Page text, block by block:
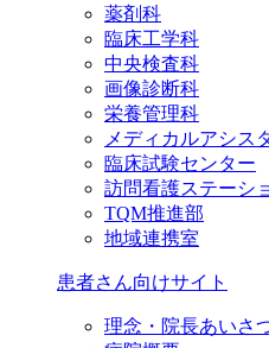
薬剤科
臨床工学科
中央検査科
画像診断科
栄養管理科
メディカルアシス
臨床試験センター
訪問看護ステーシ
TQM推進部
地域連携室
患者さん向けサイト
理念・院長あいさ